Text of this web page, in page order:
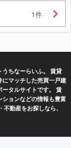
1件
ちなーらいふ。 賃貸
マッチした売買一戸建
タルサイトです。 賃
ョンなどの情報も豊富
動産をお探しなら、